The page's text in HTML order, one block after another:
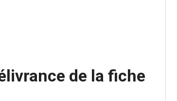
de la fiche